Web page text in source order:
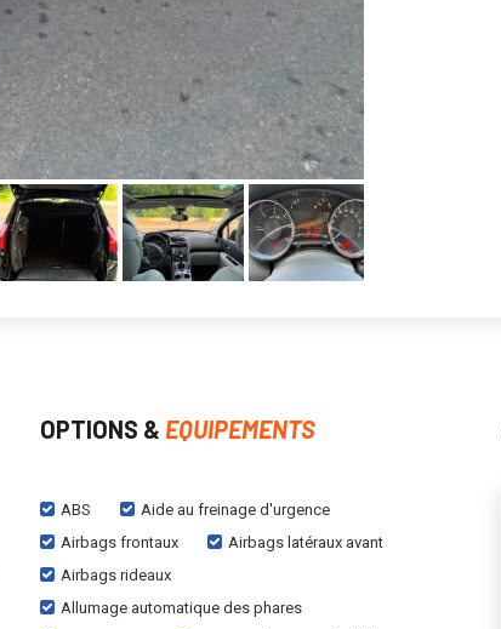
OPTIONS & EQUIPEMENTS
ABS
Aide au freinage d'urgence
Airbags frontaux
Airbags latéraux avant
Airbags rideaux
Allumage automatique des phares